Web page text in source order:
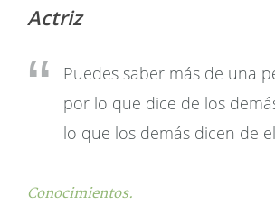
Actriz
Puedes saber más de una
por lo que dice de los
lo que los demás dicen de
Conocimientos.